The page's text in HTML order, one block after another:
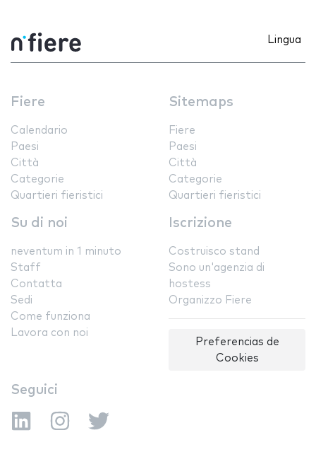
Lingua
Fiere
Calendario
Paesi
Città
Categorie
Quartieri fieristici
Sitemaps
Fiere
Paesi
Città
Categorie
Quartieri fieristici
Su di noi
neventum in 1 minuto
Staff
Contatta
Sedi
Come funziona
Lavora con noi
Iscrizione
Costruisco stand
Sono un'agenzia di
hostess
Organizzo Fiere
Preferencias de
Cookies
Seguici